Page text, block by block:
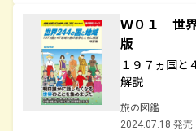
Ｗ０１ 世
版
１９７ヵ国と
解説
旅の図鑑
2024.07.18 発売